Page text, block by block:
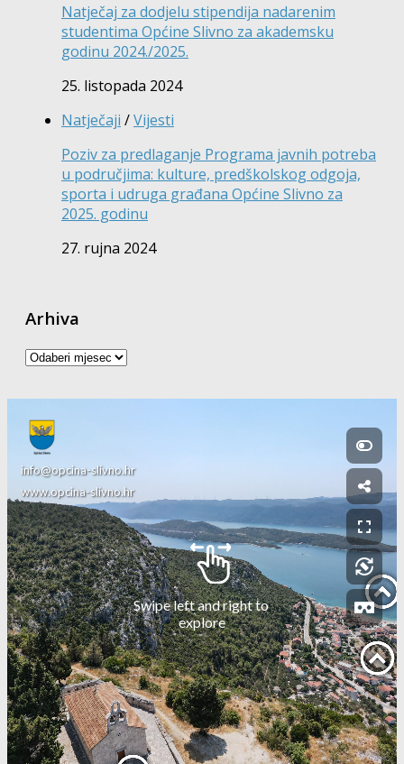
Natječaj za dodjelu stipendija nadarenim
studentima Općine Slivno za akademsku
godinu 2024./2025.
25. listopada 2024
Natječaji /Vijesti
Poziv za predlaganje Programa javnih potreba
u područjima: kulture, predškolskog odgoja,
sporta i udruga građana Općine Slivno za
2025. godinu
27. rujna 2024
Arhiva
Arhiva